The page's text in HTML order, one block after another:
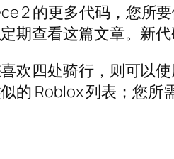
2 的更多代码，您所
期查看这篇文章。新
欢四处骑行，则可以
的 Roblox 列表；您所